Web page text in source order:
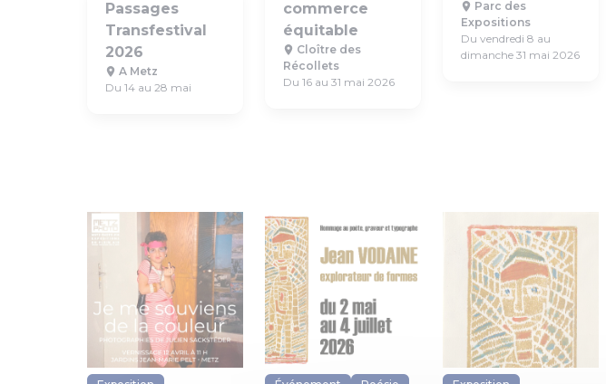
Passages
Transfestival
2026
A Metz
Du 14 au 28 mai
commerce
équitable
Cloître des
Récollets
Du 16 au 31 mai 2026
Parc des
Expositions
Du vendredi 8 au
dimanche 31 mai 2026